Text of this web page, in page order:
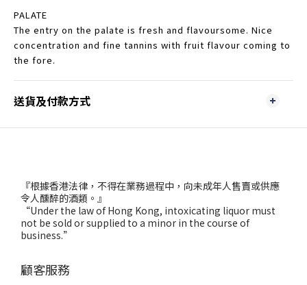
PALATE
The entry on the palate is fresh and flavoursome. Nice
concentration and fine tannins with fruit flavour coming to
the fore.
送貨及付款方式
『根據香港法律，不得在業務過程中，向未成年人售賣或供應
令人醺醉的酒類。』
“Under the law of Hong Kong, intoxicating liquor must
not be sold or supplied to a minor in the course of
business.”
顧客服務